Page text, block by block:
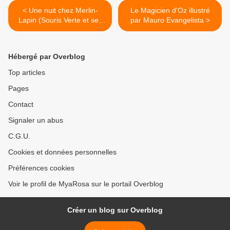
< Une nuit chez Merlin-
Lapin (Souris Verte et ses
amis)
Le Magicien d'Oz illustré
par Mauro Evangelista >
Hébergé par Overblog
Top articles
Pages
Contact
Signaler un abus
C.G.U.
Cookies et données personnelles
Préférences cookies
Voir le profil de MyaRosa sur le portail Overblog
Créer un blog sur Overblog